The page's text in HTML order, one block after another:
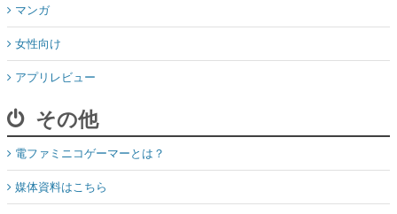
マンガ
女性向け
アプリレビュー
その他
電ファミニコゲーマーとは？
媒体資料はこちら